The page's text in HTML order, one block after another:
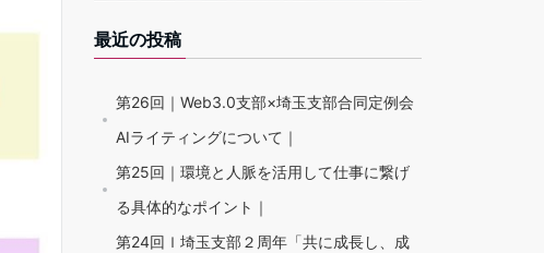
最近の投稿
第26回｜Web3.0支部×埼玉支部合同定例会
AIライティングについて｜
第25回｜環境と人脈を活用して仕事に繋げ
る具体的なポイント｜
第24回ｌ埼玉支部２周年「共に成長し、成